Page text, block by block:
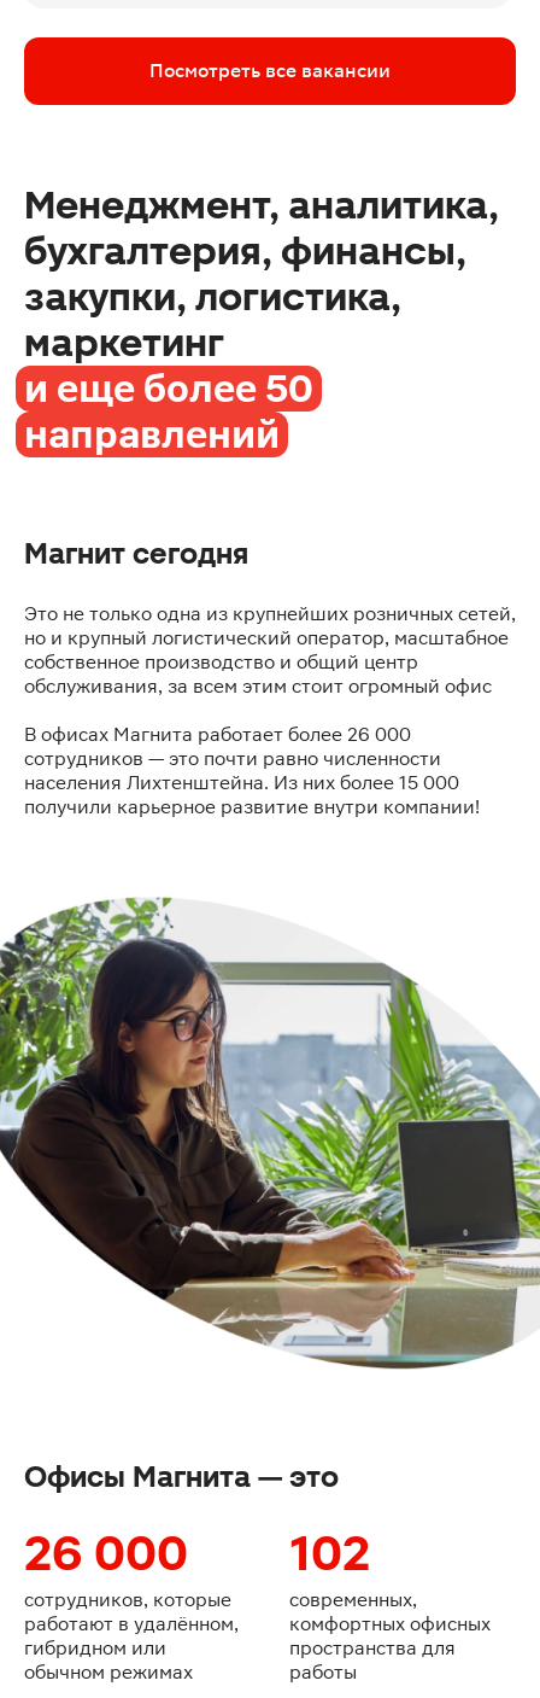
Посмотреть все вакансии
Менеджмент, аналитика,
бухгалтерия, финансы,
закупки, логистика,
маркетинг
и еще более 50
направлений
Магнит сегодня
Это не только одна из крупнейших розничных сетей,
но и крупный логистический оператор, масштабное
собственное производство и общий центр
обслуживания, за всем этим стоит огромный офис
В офисах Магнита работает более 26 000
сотрудников — это почти равно численности
населения Лихтенштейна. Из них более 15 000
получили карьерное развитие внутри компании!
Офисы Магнита — это
26 000
сотрудников, которые
работают в удалённом,
гибридном или
обычном режимах
102
современных,
комфортных офисных
пространства для
работы